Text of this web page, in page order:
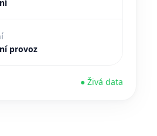
provoz
● Živá data